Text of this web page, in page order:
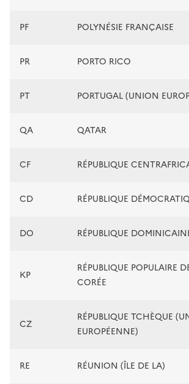
PF POLYNÉSIE FRANÇAISE
PR PORTO RICO
PT PORTUGAL (UNION
QA QATAR
CF RÉPUBLIQUE
CD RÉPUBLIQUE
DO RÉPUBLIQUE
KP
RÉPUBLIQUE POPULAIRE
CORÉE
CZ
RÉPUBLIQUE TCHÈQUE
EUROPÉENNE)
RE RÉUNION (ÎLE DE LA)